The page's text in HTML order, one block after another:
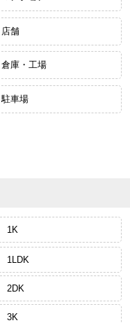
店舗
倉庫・工場
駐車場
1K
1LDK
2DK
3K